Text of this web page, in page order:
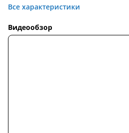
Все характеристики
Видеообзор